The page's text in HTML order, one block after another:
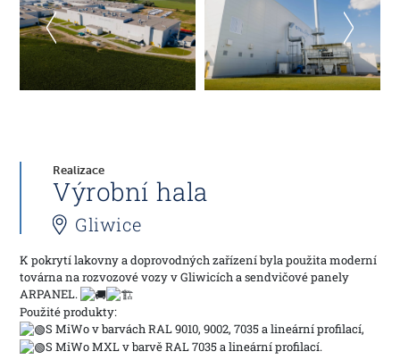
Realizace
Výrobní hala
Gliwice
K pokrytí lakovny a doprovodných zařízení byla použita moderní
továrna na rozvozové vozy v Gliwicích a sendvičové panely
ARPANEL.
Použité produkty:
S MiWo v barvách RAL 9010, 9002, 7035 a lineární profilací,
S MiWo MXL v barvě RAL 7035 a lineární profilací.